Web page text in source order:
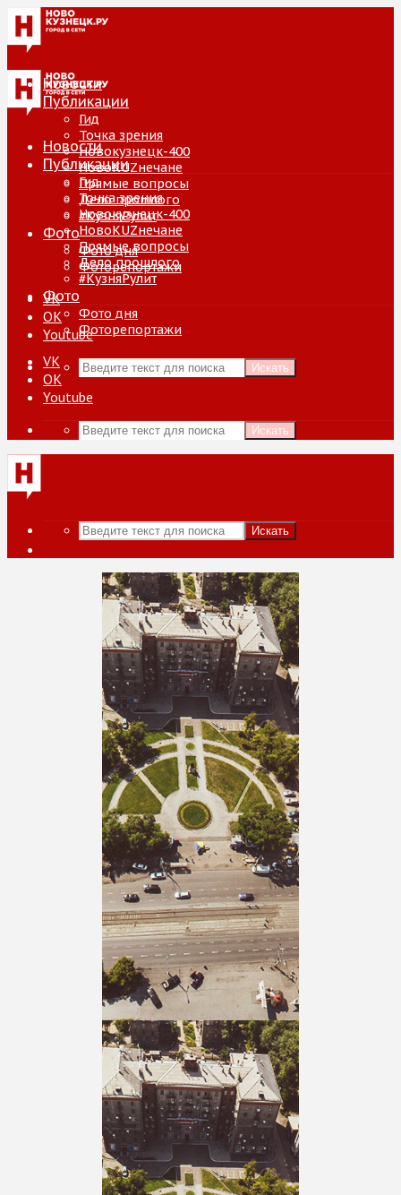
Новости
Публикации
Гид
Точка зрения
Новокузнецк-400
НовоKUZнечане
Прямые вопросы
Дело прошлого
#КузняРулит
Фото
Фото дня
Фоторепортажи
VK
ОК
Youtube
Искать
Новости
Публикации
Гид
Точка зрения
Новокузнецк-400
НовоKUZнечане
Прямые вопросы
Дело прошлого
#КузняРулит
Фото
Фото дня
Фоторепортажи
VK
ОК
Youtube
Искать
Искать